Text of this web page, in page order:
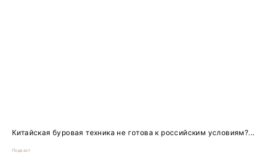
Китайская буровая техника не готова к российским условиям?...
Подкаст